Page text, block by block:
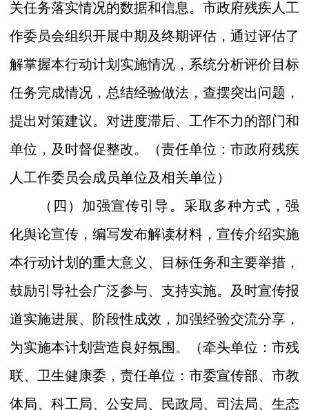
关任务落实情况的数据和信息。 市政府残疾人工
作委员会组织开展中期及终期评估，通过评估了
解掌握本行动计划实施情况，系统分析评价目标
任务完成情况，总结经验做法，查摆突出问题，
提出对策建议。对进度滞后、工作不力的部门和
单位，及时督促整改。
（责任单位：市政府残疾
人工作委员会成员单位及相关单位）
（四）加强宣传引导。 采取多种方式，强
化舆论宣传，编写发布解读材料，宣传介绍实施
本行动计划的重大意义、目标任务和主要举措，
鼓励引导社会广泛参与、支持实施。及时宣传报
道实施进展、阶段性成效，加强经验交流分享，
为实施本计划营造良好氛围。
（牵头单位：市残
联、卫生健康委， 责任单位：市委宣传部、 市教
体局、 科工局、公安局、民政局、司法局、生态